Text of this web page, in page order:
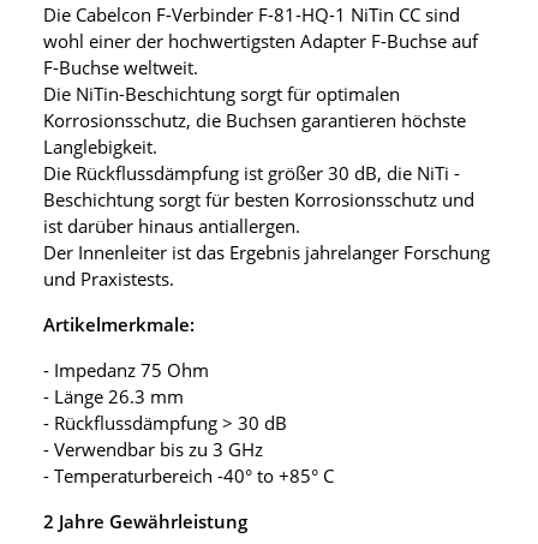
Die Cabelcon F-Verbinder F-81-HQ-1 NiTin CC sind
wohl einer der hochwertigsten Adapter F-Buchse auf
F-Buchse weltweit.
Die NiTin-Beschichtung sorgt für optimalen
Korrosionsschutz, die Buchsen garantieren höchste
Langlebigkeit.
Die Rückflussdämpfung ist größer 30 dB, die NiTi -
Beschichtung sorgt für besten Korrosionsschutz und
ist darüber hinaus antiallergen.
Der Innenleiter ist das Ergebnis jahrelanger Forschung
und Praxistests.
Artikelmerkmale:
- Impedanz 75 Ohm
- Länge 26.3 mm
- Rückflussdämpfung > 30 dB
- Verwendbar bis zu 3 GHz
- Temperaturbereich -40° to +85° C
2 Jahre Gewährleistung